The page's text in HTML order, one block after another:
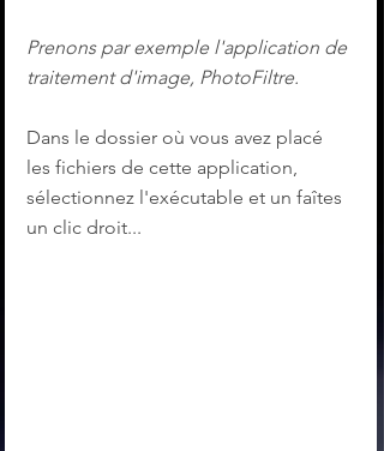
Prenons par exemple l'application de
traitement d'image, PhotoFiltre.
Dans le dossier où vous avez placé
les fichiers de cette application,
sélectionnez l'exécutable et un faîtes
un clic droit...